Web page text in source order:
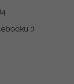
:)